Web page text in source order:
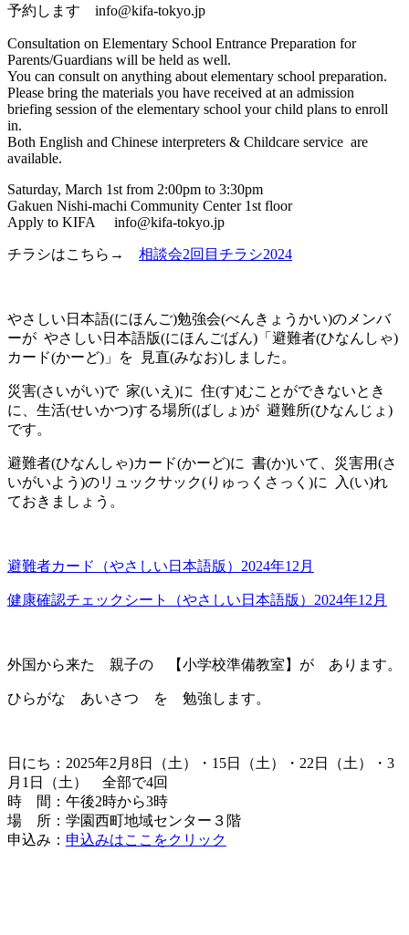
予約します info@kifa-tokyo.jp
Consultation on Elementary School Entrance Preparation for
Parents/Guardians will be held as well.
You can consult on anything about elementary school preparation.
Please bring the materials you have received at an admission
briefing session of the elementary school your child plans to enroll
in.
Both English and Chinese interpreters & Childcare service are
available.
Saturday, March 1st from 2:00pm to 3:30pm
Gakuen Nishi-machi Community Center 1st floor
Apply to KIFA info@kifa-tokyo.jp
チラシはこちら→ 相談会2回目チラシ2024
やさしい日本語(にほんご)勉強会(べんきょうかい)のメンバ
ーが やさしい日本語版(にほんごばん)「避難者(ひなんしゃ)
カード(かーど)」を 見直(みなお)しました。
災害(さいがい)で 家(いえ)に 住(す)むことができないとき
に、生活(せいかつ)する場所(ばしょ)が 避難所(ひなんじょ)
です。
避難者(ひなんしゃ)カード(かーど)に 書(か)いて、災害用(さ
いがいよう)のリュックサック(りゅっくさっく)に 入(い)れ
ておきましょう。
避難者カード（やさしい日本語版）2024年12月
健康確認チェックシート（やさしい日本語版）2024年12月
外国から来た 親子の 【小学校準備教室】が あります。
ひらがな あいさつ を 勉強します。
日にち：2025年2月8日（土）・15日（土）・22日（土）・3
月1日（土） 全部で4回
時 間：午後2時から3時
場 所：学園西町地域センター３階
申込み： 申込みはここをクリック